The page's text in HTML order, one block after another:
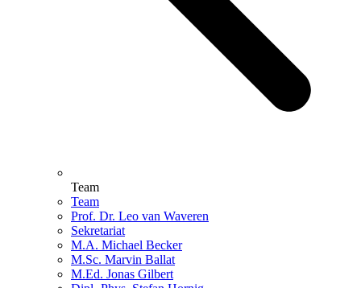
Team
Team
Prof. Dr. Leo van Waveren
Sekretariat
M.A. Michael Becker
M.Sc. Marvin Ballat
M.Ed. Jonas Gilbert